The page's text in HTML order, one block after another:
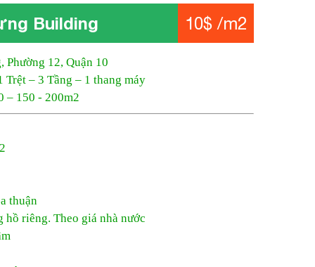
Building 10$ /m2
12, Quận 10
Trệt – 3 Tầng – 1 thang máy
– 150 - 200m2
thuận
hồ riêng. Theo giá nhà nước